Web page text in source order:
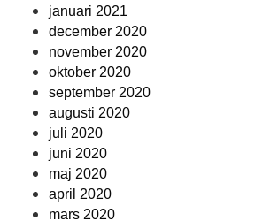
januari 2021
december 2020
november 2020
oktober 2020
september 2020
augusti 2020
juli 2020
juni 2020
maj 2020
april 2020
mars 2020